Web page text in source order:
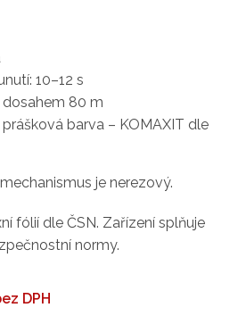
10–12 s
80 m
barva – KOMAXIT dle
je nerezový.
fólií dle ČSN. Zařízení splňuje
normy.
DPH